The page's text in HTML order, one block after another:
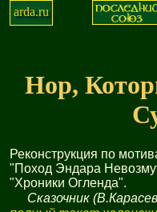
arda.ru
Нор,
Реконструкция по
"Поход Эндара
"Хроники Огленда".
Сказочник